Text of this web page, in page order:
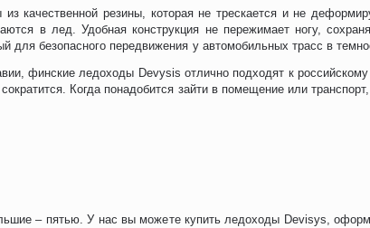
качественной резины, которая не трескается и не
в лед. Удобная конструкция не пережимает ногу,
для безопасного передвижения у автомобильных трасс в
финские ледоходы Devysis отлично подходят к
Когда понадобится зайти в помещение или
– пятью. У нас вы можете купить ледоходы Devisys,